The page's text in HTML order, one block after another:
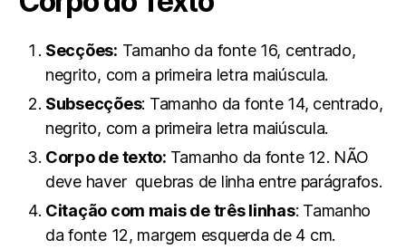
Secções: Tamanho da fonte 16, centrado,
negrito, com a primeira letra maiúscula.
Subsecções: Tamanho da fonte 14, centrado,
negrito, com a primeira letra maiúscula.
Corpo de texto: Tamanho da fonte 12. NÃO
deve haver quebras de linha entre parágrafos.
Citação com mais de três linhas: Tamanho
da fonte 12, margem esquerda de 4 cm.